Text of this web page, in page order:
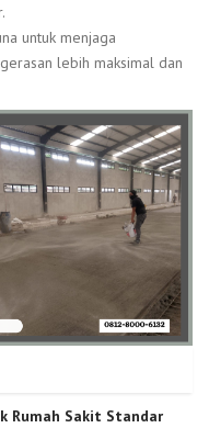
untuk menjaga
lebih maksimal dan
Rumah Sakit Standar